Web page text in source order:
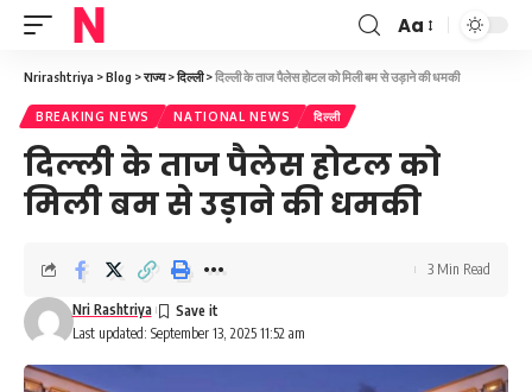
Font
Resizer
Aa
Nrirashtriya >Blog >राज्य>दिल्ली>दिल्ली के ताज पैलेस होटल को मिली बम से उड़ाने की धमकी
BREAKING NEWS NATIONAL NEWS दिल्ली
दिल्ली के ताज पैलेस होटल को
मिली बम से उड़ाने की धमकी
Last updated: September 13, 2025 11:52 am
Nri Rashtriya
3 Min Read